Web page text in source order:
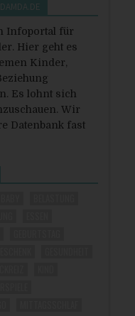
Infoportal für
Hier geht es
Kinder,
Es lohnt sich
Wir
Datenbank fast